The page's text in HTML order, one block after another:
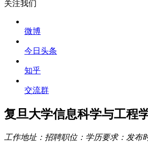
关注我们
微博
今日头条
知乎
交流群
复旦大学信息科学与工程
工作地址： 招聘职位： 学历要求： 发布